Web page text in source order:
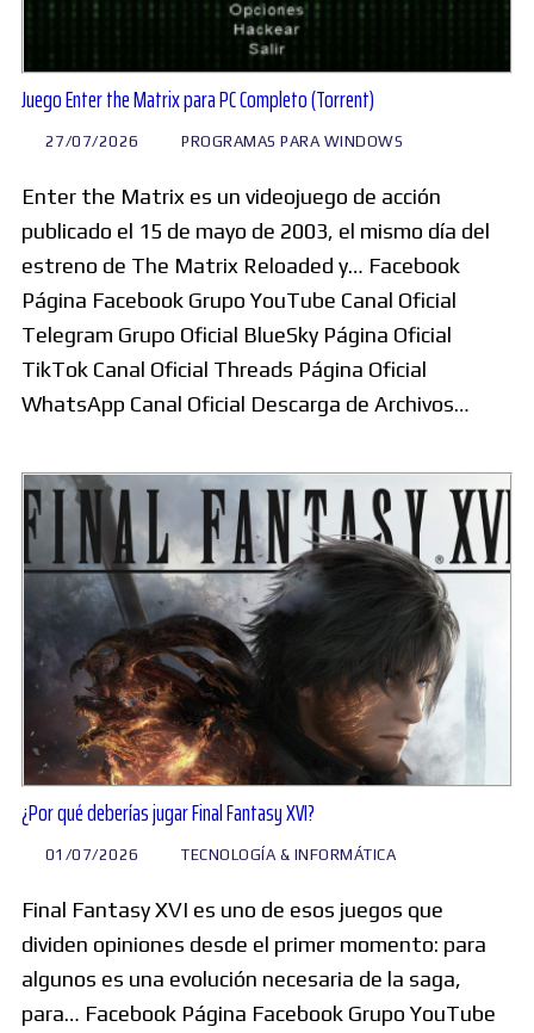
Juego Enter the Matrix para PC Completo (Torrent)
27/07/2026 PROGRAMAS PARA WINDOWS
Enter the Matrix es un videojuego de acción
publicado el 15 de mayo de 2003, el mismo día del
estreno de The Matrix Reloaded y… Facebook
Página Facebook Grupo YouTube Canal Oficial
Telegram Grupo Oficial BlueSky Página Oficial
TikTok Canal Oficial Threads Página Oficial
WhatsApp Canal Oficial Descarga de Archivos…
¿Por qué deberías jugar Final Fantasy XVI?
01/07/2026 TECNOLOGÍA & INFORMÁTICA
Final Fantasy XVI es uno de esos juegos que
dividen opiniones desde el primer momento: para
algunos es una evolución necesaria de la saga,
para… Facebook Página Facebook Grupo YouTube